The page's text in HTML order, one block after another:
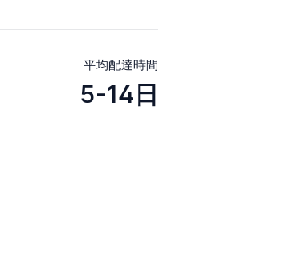
平均配達時間
5-14日